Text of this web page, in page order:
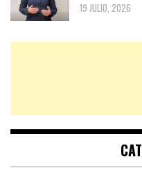
19 JULIO, 2026